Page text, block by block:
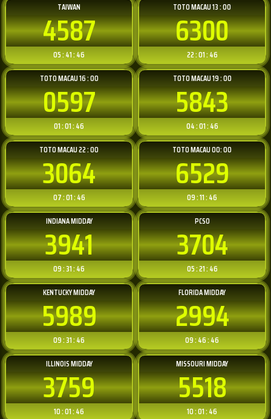
TAIWAN
4587
05 : 41 : 46
TOTO MACAU 13 : 00
6300
22 : 01 : 46
TOTO MACAU 16 : 00
0597
01 : 01 : 46
TOTO MACAU 19 : 00
5843
04 : 01 : 46
TOTO MACAU 22 : 00
3064
07 : 01 : 46
TOTO MACAU 00: 00
6529
09 : 11 : 46
INDIANA MIDDAY
3941
09 : 31 : 46
PCSO
3704
05 : 21 : 46
KENTUCKY MIDDAY
5989
09 : 31 : 46
FLORIDA MIDDAY
2994
09 : 46 : 46
ILLINOIS MIDDAY
3759
10 : 01 : 46
MISSOURI MIDDAY
5518
10 : 01 : 46